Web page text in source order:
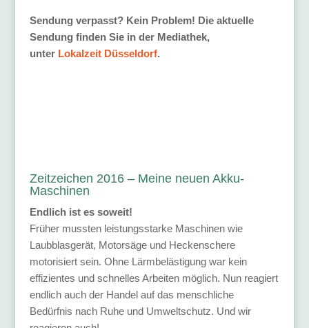
Sendung verpasst? Kein Problem! Die aktuelle
Sendung finden Sie in der Mediathek,
unter Lokalzeit Düsseldorf.
Zeitzeichen 2016 – Meine neuen Akku-
Maschinen
Endlich ist es soweit!
Früher mussten leistungsstarke Maschinen wie
Laubblasgerät, Motorsäge und Heckenschere
motorisiert sein. Ohne Lärmbelästigung war kein
effizientes und schnelles Arbeiten möglich. Nun reagiert
endlich auch der Handel auf das menschliche
Bedürfnis nach Ruhe und Umweltschutz. Und wir